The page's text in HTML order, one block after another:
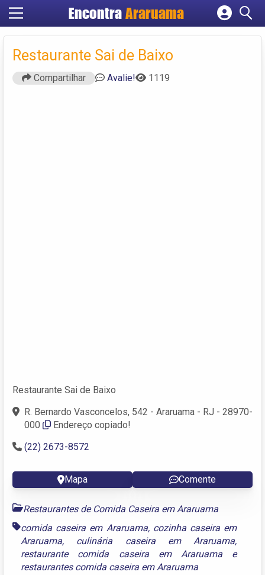
EncontraAraruama
Cadastrar empresa
Criar conta
Restaurante Sai de Baixo
Compartilhar Avalie! 1119
Restaurante Sai de Baixo
R. Bernardo Vasconcelos, 542 - Araruama - RJ - 28970-
000
Endereço copiado!
(22) 2673-8572
Mapa Comente
Restaurantes de Comida Caseira em Araruama
comida caseira em Araruama, cozinha caseira em
Araruama, culinária caseira em Araruama,
restaurante comida caseira em Araruama e
restaurantes comida caseira em Araruama